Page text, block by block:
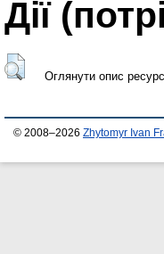
Дії
Оглянути опис
© 2008–2026 Zhytomyr Ivan